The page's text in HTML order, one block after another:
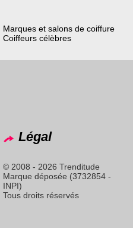
Marques et salons de coiffure
Coiffeurs célèbres
Légal
© 2008 - 2026 Trenditude
Marque déposée (3732854 -
INPI)
Tous droits réservés